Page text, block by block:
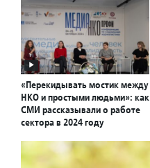
«Перекидывать мостик между
НКО и простыми людьми»: как
СМИ рассказывали о работе
сектора в 2024 году